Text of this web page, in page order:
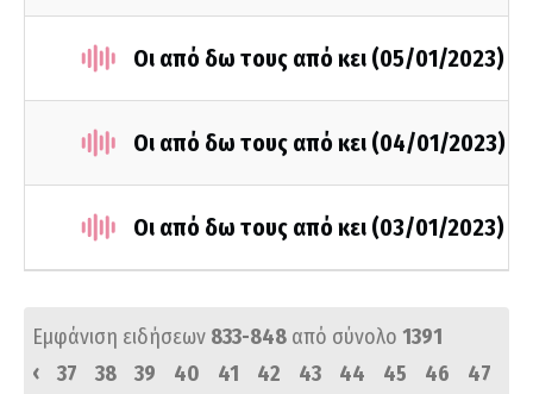
Οι από δω τους από κει (05/01/2023)
Οι από δω τους από κει (04/01/2023)
Οι από δω τους από κει (03/01/2023)
Εμφάνιση ειδήσεων 833-848 από σύνολο 1391
‹
37 38 39 40 41 42 43 44 45 46
47